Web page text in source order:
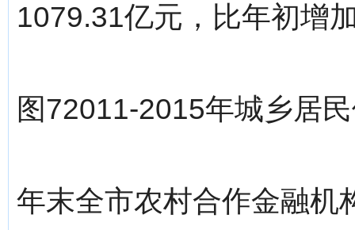
1079.31亿元，比年初增
图72011-2015年城乡居
年末全市农村合作金融机